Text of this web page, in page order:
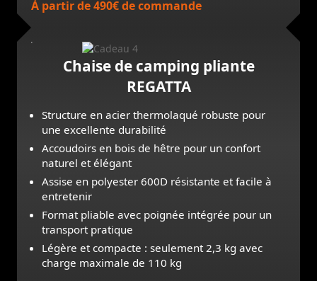
À partir de 490€ de commande
Chaise de camping pliante
REGATTA
Structure en acier thermolaqué robuste pour
une excellente durabilité
Accoudoirs en bois de hêtre pour un confort
naturel et élégant
Assise en polyester 600D résistante et facile à
entretenir
Format pliable avec poignée intégrée pour un
transport pratique
Légère et compacte : seulement 2,3 kg avec
charge maximale de 110 kg